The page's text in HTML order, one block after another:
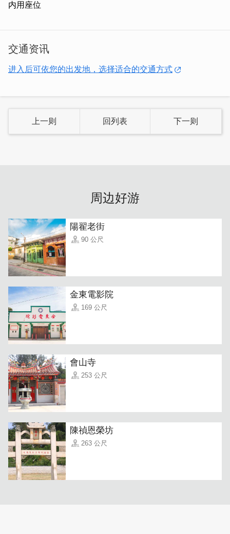
「海鲜炒面」 张阿姨自制面条Q弹好吃，加入丰富的海鲜配
料及新鲜蔬菜後，大火快炒超级香！端上桌後 锅气扑鼻而
来，不知不觉就完食。
内用座位
交通资讯
进入后可依您的出发地，选择适合的交通方式
上一则 回列表 下一则
周边好游
陽翟老街
90 公尺
金東電影院
169 公尺
會山寺
253 公尺
陳禎恩榮坊
263 公尺